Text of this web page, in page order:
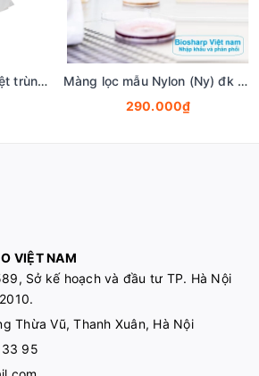
Màng lọc mẫu Nylon tiệt trùng (Ny) đk 47mm/0.22µm-0.45µm, 4x25 chiếc/hộp, hãng Biosharp
Màng lọc mẫu Nylon (Ny) đk 13-50mm/0.22µm-0.45µm, 4x25 chiếc/hộp, hãng Biosharp
290.000₫
VIỆT NAM
Sở kế hoạch và đầu tư TP. Hà Nội
Thừa Vũ, Thanh Xuân, Hà Nội
95